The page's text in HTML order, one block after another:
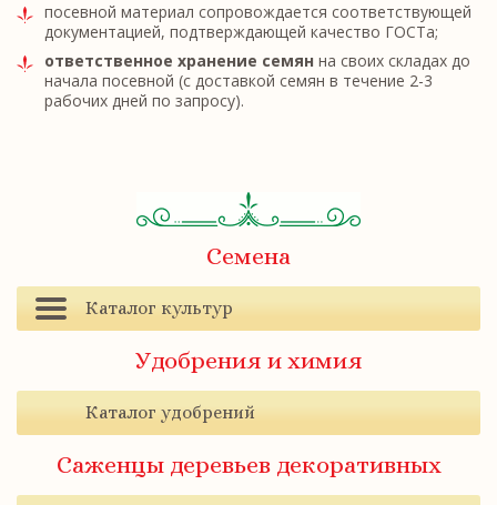
Семена
Каталог культур
Удобрения и химия
Каталог удобрений
Саженцы деревьев декоративных
посевной материал сопровождается соответствующей
документацией, подтверждающей качество ГОСТа;
ответственное хранение семян на своих складах до
начала посевной (с доставкой семян в течение 2-3
рабочих дней по запросу).